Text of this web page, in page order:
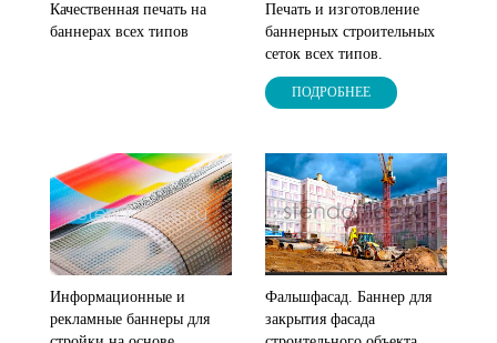
Качественная печать на
баннерах всех типов
Печать и изготовление
баннерных строительных
сеток всех типов.
ПОДРОБНЕЕ
Информационные и
рекламные баннеры для
Фальшфасад. Баннер для
закрытия фасада